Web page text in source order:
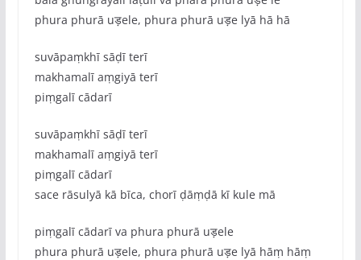
phura phurā uड़ele, phura phurā uड़e lyā hā hā
suvāpaṃkhī sāḍī terī
makhamalī aṃgiyā terī
piṃgalī cādarī
suvāpaṃkhī sāḍī terī
makhamalī aṃgiyā terī
piṃgalī cādarī
sace rāsulyā kā bīca, chorī ḍāṃḍā kī kule mā
piṃgalī cādarī va phura phurā uड़ele
phura phurā uड़ele, phura phurā uड़e lyā hāṃ hāṃ